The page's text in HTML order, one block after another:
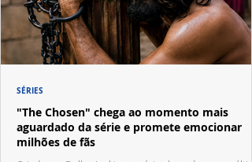
"The Chosen" chega ao momento mais
aguardado da série e promete emocionar
milhões de fãs
SÉRIES